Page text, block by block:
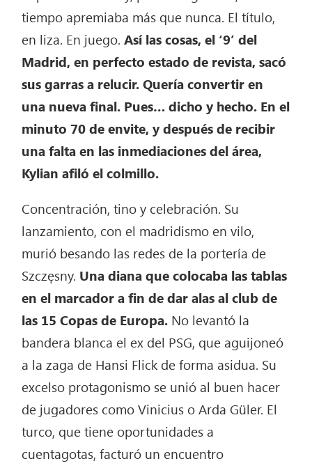
tiempo apremiaba más que nunca. El título,
en liza. En juego.Así las cosas, el ‘9’ del
Madrid, en perfecto estado de revista, sacó
sus garras a relucir. Quería convertir en
una nueva final. Pues… dicho y hecho. En el
minuto 70 de envite, y después de recibir
una falta en las inmediaciones del área,
Kylian afiló el colmillo.
Concentración, tino y celebración. Su
lanzamiento, con el madridismo en vilo,
murió besando las redes de la portería de
Szczęsny. Una diana que colocaba las tablas
en el marcador a fin de dar alas al club de
las 15 Copas de Europa. No levantó la
bandera blanca el ex del PSG, que aguijoneó
a la zaga de Hansi Flick de forma asidua. Su
excelso protagonismo se unió al buen hacer
de jugadores como Vinicius o Arda Güler. El
turco, que tiene oportunidades a
cuentagotas, facturó un encuentro